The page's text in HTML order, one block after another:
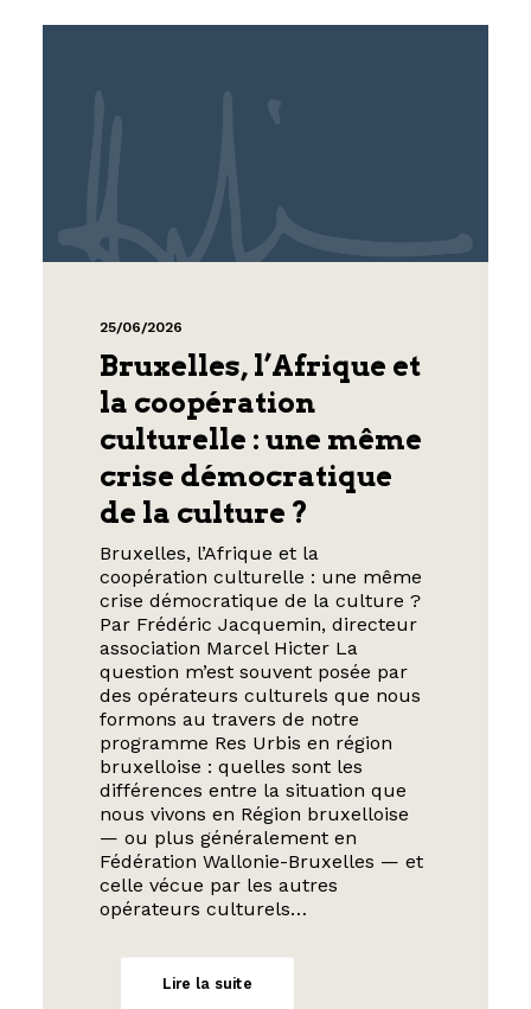
25/06/2026
Bruxelles, l’Afrique et
la coopération
culturelle : une même
crise démocratique
de la culture ?
Bruxelles, l’Afrique et la
coopération culturelle : une même
crise démocratique de la culture ?
Par Frédéric Jacquemin, directeur
association Marcel Hicter La
question m’est souvent posée par
des opérateurs culturels que nous
formons au travers de notre
programme Res Urbis en région
bruxelloise : quelles sont les
différences entre la situation que
nous vivons en Région bruxelloise
— ou plus généralement en
Fédération Wallonie-Bruxelles — et
celle vécue par les autres
opérateurs culturels…
Lire la suite